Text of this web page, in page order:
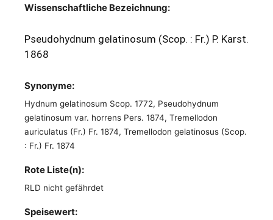
Wissenschaftliche Bezeichnung:
Pseudohydnum gelatinosum (Scop. : Fr.) P. Karst.
1868
Synonyme:
Hydnum gelatinosum Scop. 1772, Pseudohydnum
gelatinosum var. horrens Pers. 1874, Tremellodon
auriculatus (Fr.) Fr. 1874, Tremellodon gelatinosus (Scop.
: Fr.) Fr. 1874
Rote Liste(n):
RLD nicht gefährdet
Speisewert: